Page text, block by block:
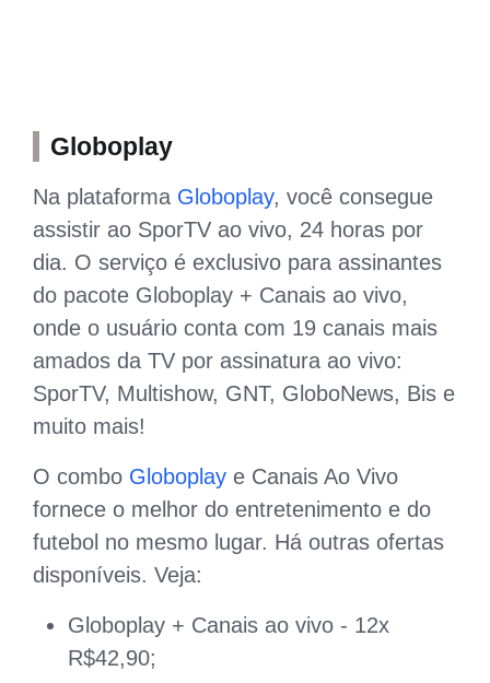
Globoplay
Na plataforma Globoplay, você consegue
assistir ao SporTV ao vivo, 24 horas por
dia. O serviço é exclusivo para assinantes
do pacote Globoplay + Canais ao vivo,
onde o usuário conta com 19 canais mais
amados da TV por assinatura ao vivo:
SporTV, Multishow, GNT, GloboNews, Bis e
muito mais!
O combo Globoplay e Canais Ao Vivo
fornece o melhor do entretenimento e do
futebol no mesmo lugar. Há outras ofertas
disponíveis. Veja:
Globoplay + Canais ao vivo - 12x
R$42,90;